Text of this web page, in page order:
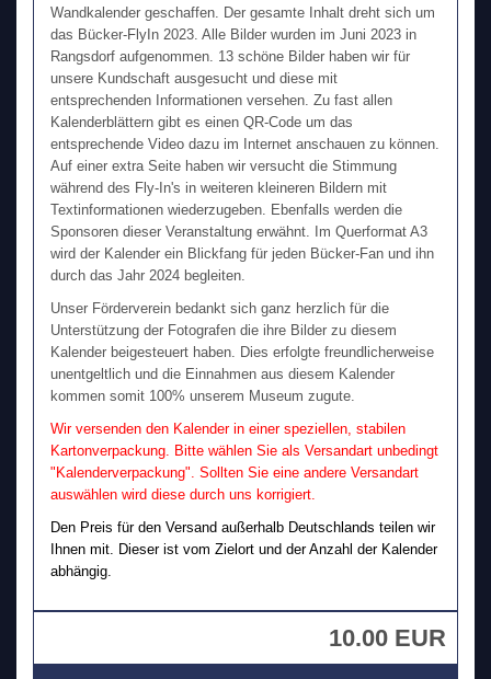
Wandkalender geschaffen. Der gesamte Inhalt dreht sich um
das Bücker-FlyIn 2023. Alle Bilder wurden im Juni 2023 in
Rangsdorf aufgenommen. 13 schöne Bilder haben wir für
unsere Kundschaft ausgesucht und diese mit
entsprechenden Informationen versehen. Zu fast allen
Kalenderblättern gibt es einen QR-Code um das
entsprechende Video dazu im Internet anschauen zu können.
Auf einer extra Seite haben wir versucht die Stimmung
während des Fly-In's in weiteren kleineren Bildern mit
Textinformationen wiederzugeben. Ebenfalls werden die
Sponsoren dieser Veranstaltung erwähnt. Im Querformat A3
wird der Kalender ein Blickfang für jeden Bücker-Fan und ihn
durch das Jahr 2024 begleiten.
Unser Förderverein bedankt sich ganz herzlich für die
Unterstützung der Fotografen die ihre Bilder zu diesem
Kalender beigesteuert haben. Dies erfolgte freundlicherweise
unentgeltlich und die Einnahmen aus diesem Kalender
kommen somit 100% unserem Museum zugute.
Wir versenden den Kalender in einer speziellen, stabilen
Kartonverpackung. Bitte wählen Sie als Versandart unbedingt
"Kalenderverpackung". Sollten Sie eine andere Versandart
auswählen wird diese durch uns korrigiert.
Den Preis für den Versand außerhalb Deutschlands teilen wir
Ihnen mit. Dieser ist vom Zielort und der Anzahl der Kalender
abhängig.
10.00 EUR